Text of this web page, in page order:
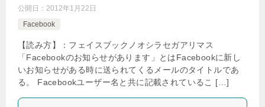
公開日： 2012年1月22日
Facebook
【読み方】：フェイスブックノオシラセガアリマス
「Facebookのお知らせがあります」とはFacebookに新し
いお知らせがある時に送られてくるメールのタイトルであ
る。 Facebookユーザー名と共に記載されているこ […]